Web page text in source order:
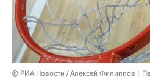
© РИА Новости / Алексей Филиппов